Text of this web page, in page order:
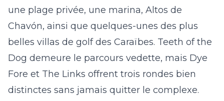
une plage privée, une marina, Altos de
Chavón, ainsi que quelques-unes des plus
belles villas de golf des Caraïbes. Teeth of the
Dog demeure le parcours vedette, mais Dye
Fore et The Links offrent trois rondes bien
distinctes sans jamais quitter le complexe.